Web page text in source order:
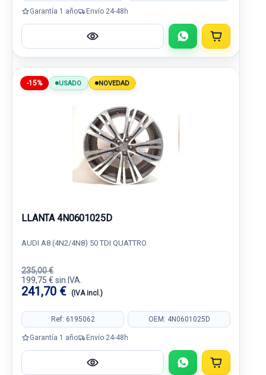
Garantía 1 año Envío 24-48h
-15% USADO NOVEDAD
LLANTA 4N0601025D
AUDI A8 (4N2/4N8) 50 TDI QUATTRO
235,00 €
199,75 € sin IVA.
241,70 € (IVA incl.)
Ref: 6195062 OEM: 4N0601025D
Garantía 1 año Envío 24-48h